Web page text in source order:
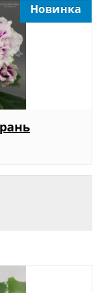
Новинка